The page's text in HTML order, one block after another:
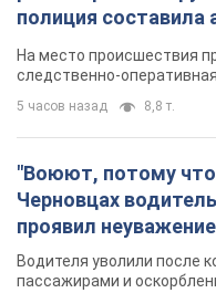
полиция
протокол. Видео
На место происшествия
следственно-
5 часов назад 8,8 т.
"Воюют, потому что
Черновцах
проявил
военным и
Видео
Водителя уволили после
пассажирами и